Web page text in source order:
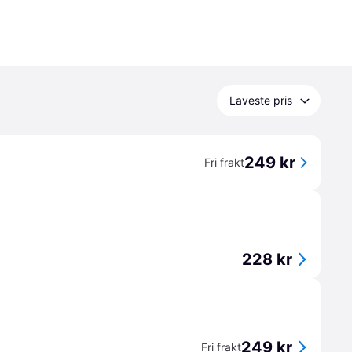
Laveste pris
Fri frakt249 kr
228 kr
Fri frakt249 kr